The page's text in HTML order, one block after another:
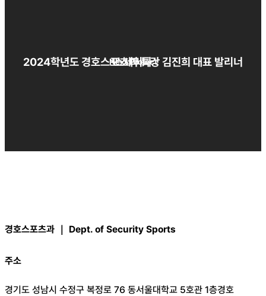
Next Project
2024학년도 경호스포츠과 특강 김진희 대표 발리너스세미나
경호스포츠과 ｜ Dept. of Security Sports
주소
경기도 성남시 수정구 복정로 76 동서울대학교 5호관 1층경호